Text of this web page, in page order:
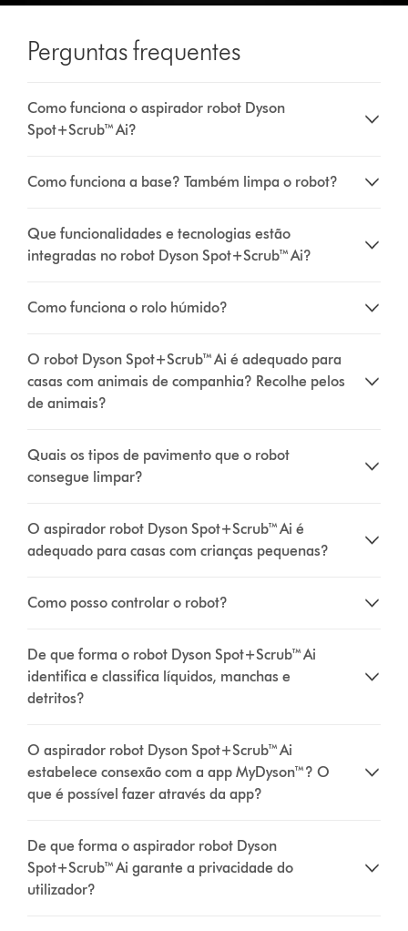
Perguntas frequentes
Como funciona o aspirador robot Dyson
Spot+Scrub™ Ai?
Como funciona a base? Também limpa o robot?
Que funcionalidades e tecnologias estão
integradas no robot Dyson Spot+Scrub™ Ai?
Como funciona o rolo húmido?
O robot Dyson Spot+Scrub™ Ai é adequado para
casas com animais de companhia? Recolhe pelos
de animais?
Quais os tipos de pavimento que o robot
consegue limpar?
O aspirador robot Dyson Spot+Scrub™ Ai é
adequado para casas com crianças pequenas?
Como posso controlar o robot?
De que forma o robot Dyson Spot+Scrub™ Ai
identifica e classifica líquidos, manchas e
detritos?
O aspirador robot Dyson Spot+Scrub™ Ai
estabelece consexão com a app MyDyson™? O
que é possível fazer através da app?
De que forma o aspirador robot Dyson
Spot+Scrub™ Ai garante a privacidade do
utilizador?